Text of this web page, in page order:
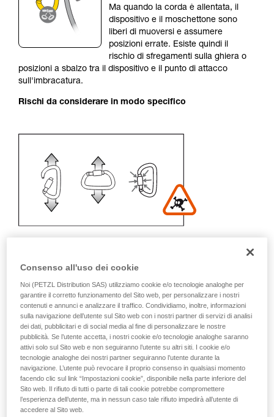
sicurezza, prima di riprodurla autonomamente.
Forniamo esempi di tecniche relative alla vostra
attività. Ne possono esistere altre che non
vengono qui descritte.
Ma quando la corda è allentata, il
dispositivo e il moschettone sono
liberi di muoversi e assumere
posizioni errate. Esiste quindi il
rischio di sfregamenti sulla ghiera o
posizioni a sbalzo tra il dispositivo e il punto di attacco
sull'imbracatura.
Rischi da considerare in modo specifico
Raccomandazione per moschettone
e accessori
- Utilizzare un moschettone Am’D e una barretta
CAPTIV.
- Scegliere il tipo di bloccaggio in base all'utilizzo.
Consenso all'uso dei cookie
Noi (PETZL Distribution SAS) utilizziamo cookie e/o tecnologie analoghe per
garantire il corretto funzionamento del Sito web, per personalizzare i nostri
contenuti e annunci e analizzare il traffico. Condividiamo, inoltre, informazioni
sulla navigazione dell’utente sul Sito web con i nostri partner di servizi di analisi
dei dati, pubblicitari e di social media al fine di personalizzare le nostre
pubblicità. Se l’utente accetta, i nostri cookie e/o tecnologie analoghe saranno
attivi solo sul Sito web e non seguiranno l’utente su altri siti. I cookie e/o
tecnologie analoghe dei nostri partner seguiranno l’utente durante la
navigazione. L’utente può revocare il proprio consenso in qualsiasi momento
facendo clic sul link “Impostazioni cookie”, disponibile nella parte inferiore del
Sito web. Il rifiuto di tutti o parte di tali cookie potrebbe compromettere
l’esperienza dell’utente, ma in nessun caso tale rifiuto impedirà all’utente di
accedere al Sito web.